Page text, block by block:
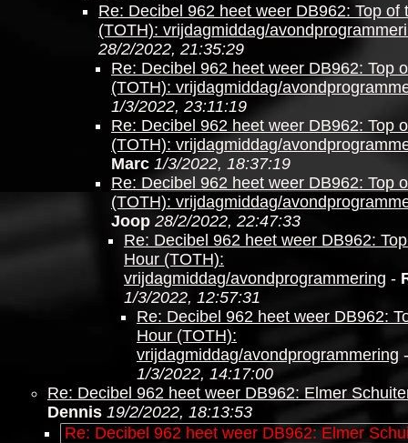
Re: Decibel 962 heet weer DB962: Top of
(TOTH): vrijdagmiddag/
28/2/2022, 21:35:29
Re: Decibel 962 heet weer DB962: Top
(TOTH): vrijdagmiddag/
1/3/2022, 23:11:19
Re: Decibel 962 heet weer DB962: Top
(TOTH): vrijdagmiddag/
Marc 1/3/2022, 18:37:19
Re: Decibel 962 heet weer DB962: Top
(TOTH): vrijdagmiddag/
Joop 28/2/2022, 22:47:33
Re: Decibel 962 heet weer DB962:
Hour (TOTH):
vrijdagmiddag/avondprogrammering -
1/3/2022, 12:57:31
Re: Decibel 962 heet weer DB962:
Hour (TOTH):
vrijdagmiddag/avondprogrammering
1/3/2022, 14:17:00
Re: Decibel 962 heet weer DB962: Elmer
Dennis 19/2/2022, 18:13:53
Re: Decibel 962 heet weer DB962: Elmer